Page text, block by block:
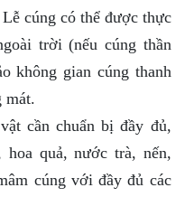
Lễ cúng có thể được thực
trời (nếu cúng thần
không gian cúng thanh
mát.
cần chuẩn bị đầy đủ,
hoa quả, nước trà, nến,
cúng với đầy đủ các